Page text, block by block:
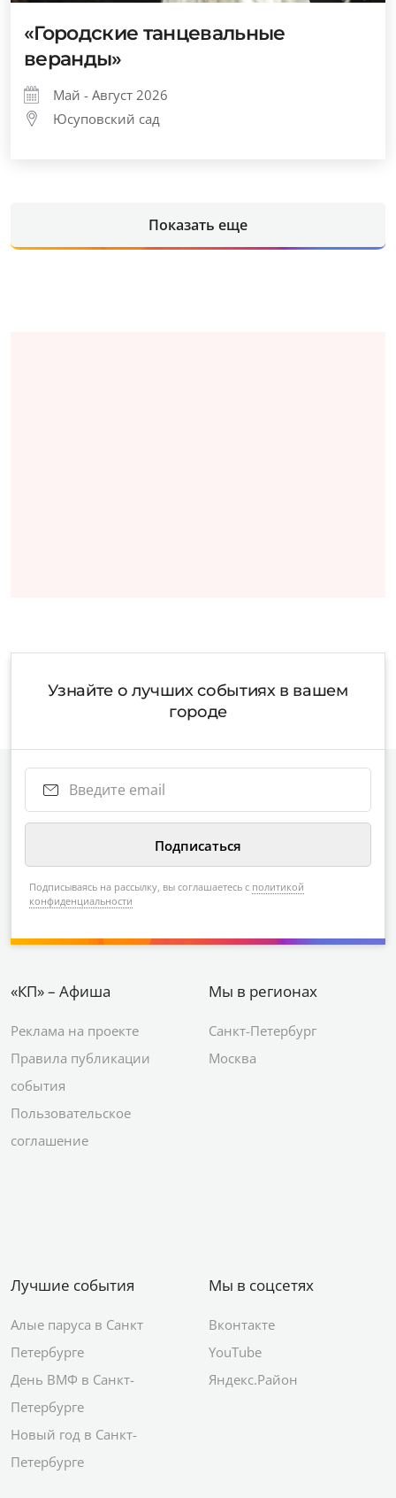
«Городские танцевальные
веранды»
Май - Август 2026
Юсуповский сад
Показать еще
Узнайте о лучших событиях в вашем
городе
Подписываясь на рассылку, вы соглашаетесь с политикой
конфиденциальности
«КП» – Афиша
Реклама на проекте
Правила публикации
события
Пользовательское
соглашение
Мы в регионах
Санкт-Петербург
Москва
Лучшие события
Алые паруса в Санкт
Петербурге
День ВМФ в Санкт-
Петербурге
Новый год в Санкт-
Петербурге
Мы в соцсетях
Вконтакте
YouTube
Яндекс.Район